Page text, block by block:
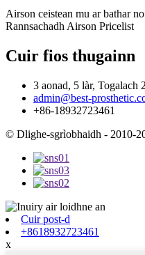
Airson ceistean mu ar bathar
Rannsachadh Airson Pricelist
Cuir fios thugainn
3 aonad, 5 làr, Togalach
admin@best-
+86-18932723461
© Dlighe-sgrìobhaidh - 2010-
Cuir post-d
+8618932723461
x